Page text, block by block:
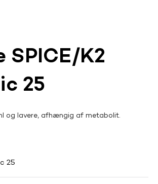
SPICE/K2
25
og lavere, afhængig af metabolit.
25